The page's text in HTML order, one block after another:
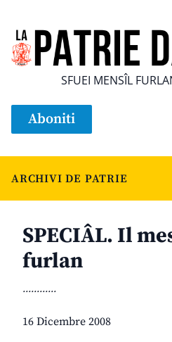
SFUEI MENSÎL
Aboniti
ARCHIVI DE PATRIE
SPECIÂL. Il
furlan
............
16 Dicembre 2008